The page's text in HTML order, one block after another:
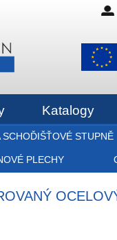
SCHOĎIŠŤOVÉ STUPNĚ
PLECHY
Katalogy